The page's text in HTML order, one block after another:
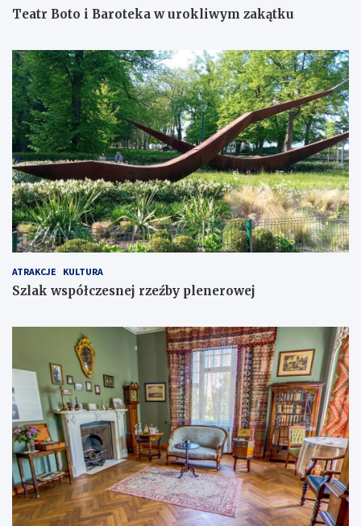
Teatr Boto i Baroteka w urokliwym zakątku
ATRAKCJE KULTURA
Szlak współczesnej rzeźby plenerowej